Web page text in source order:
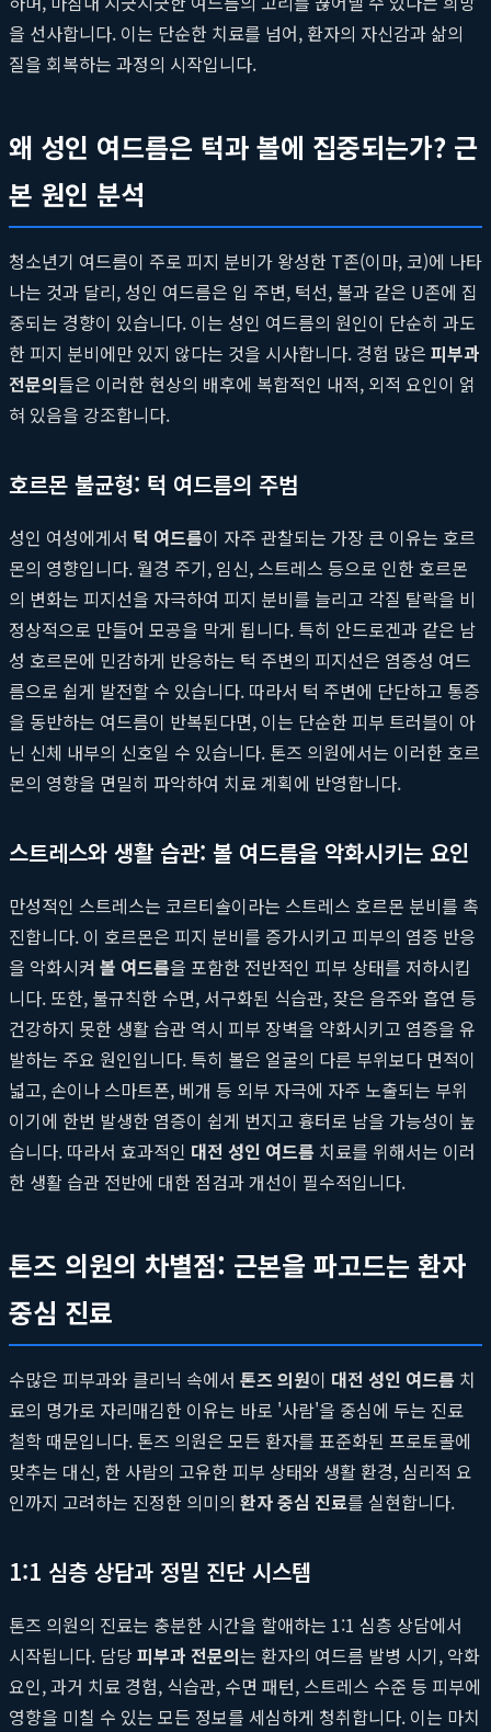
을 선사합니다. 이는 단순한 치료를 넘어, 환자의 자신감과 삶의
질을 회복하는 과정의 시작입니다.
왜 성인 여드름은 턱과 볼에 집중되는가? 근
본 원인 분석
청소년기 여드름이 주로 피지 분비가 왕성한 T존(이마, 코)에 나타
나는 것과 달리, 성인 여드름은 입 주변, 턱선, 볼과 같은 U존에 집
중되는 경향이 있습니다. 이는 성인 여드름의 원인이 단순히 과도
한 피지 분비에만 있지 않다는 것을 시사합니다. 경험 많은 피부과
전문의들은 이러한 현상의 배후에 복합적인 내적, 외적 요인이 얽
혀 있음을 강조합니다.
호르몬 불균형: 턱 여드름의 주범
성인 여성에게서 턱 여드름이 자주 관찰되는 가장 큰 이유는 호르
몬의 영향입니다. 월경 주기, 임신, 스트레스 등으로 인한 호르몬
의 변화는 피지선을 자극하여 피지 분비를 늘리고 각질 탈락을 비
정상적으로 만들어 모공을 막게 됩니다. 특히 안드로겐과 같은 남
성 호르몬에 민감하게 반응하는 턱 주변의 피지선은 염증성 여드
름으로 쉽게 발전할 수 있습니다. 따라서 턱 주변에 단단하고 통증
을 동반하는 여드름이 반복된다면, 이는 단순한 피부 트러블이 아
닌 신체 내부의 신호일 수 있습니다. 톤즈 의원에서는 이러한 호르
몬의 영향을 면밀히 파악하여 치료 계획에 반영합니다.
스트레스와 생활 습관: 볼 여드름을 악화시키는 요인
만성적인 스트레스는 코르티솔이라는 스트레스 호르몬 분비를 촉
진합니다. 이 호르몬은 피지 분비를 증가시키고 피부의 염증 반응
을 악화시켜 볼 여드름을 포함한 전반적인 피부 상태를 저하시킵
니다. 또한, 불규칙한 수면, 서구화된 식습관, 잦은 음주와 흡연 등
건강하지 못한 생활 습관 역시 피부 장벽을 약화시키고 염증을 유
발하는 주요 원인입니다. 특히 볼은 얼굴의 다른 부위보다 면적이
넓고, 손이나 스마트폰, 베개 등 외부 자극에 자주 노출되는 부위
이기에 한번 발생한 염증이 쉽게 번지고 흉터로 남을 가능성이 높
습니다. 따라서 효과적인 대전 성인 여드름 치료를 위해서는 이러
한 생활 습관 전반에 대한 점검과 개선이 필수적입니다.
톤즈 의원의 차별점: 근본을 파고드는 환자
중심 진료
수많은 피부과와 클리닉 속에서 톤즈 의원이 대전 성인 여드름 치
료의 명가로 자리매김한 이유는 바로 '사람'을 중심에 두는 진료
철학 때문입니다. 톤즈 의원은 모든 환자를 표준화된 프로토콜에
맞추는 대신, 한 사람의 고유한 피부 상태와 생활 환경, 심리적 요
인까지 고려하는 진정한 의미의 환자 중심 진료를 실현합니다.
1:1 심층 상담과 정밀 진단 시스템
톤즈 의원의 진료는 충분한 시간을 할애하는 1:1 심층 상담에서
시작됩니다. 담당피부과 전문의는 환자의 여드름 발병 시기, 악화
요인, 과거 치료 경험, 식습관, 수면 패턴, 스트레스 수준 등 피부에
영향을 미칠 수 있는 모든 정보를 세심하게 청취합니다. 이는 마치